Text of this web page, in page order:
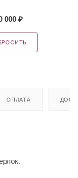
000 ₽
ОПЛАТА